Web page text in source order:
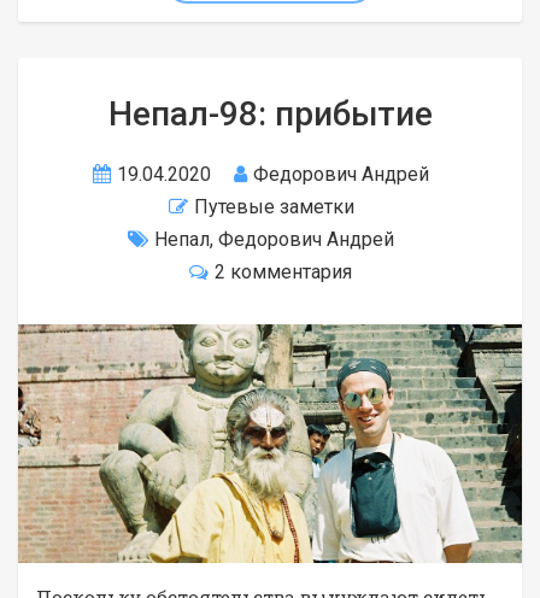
Непал-98: прибытие
19.04.2020
Федорович Андрей
Путевые заметки
Непал, Федорович Андрей
2 комментария